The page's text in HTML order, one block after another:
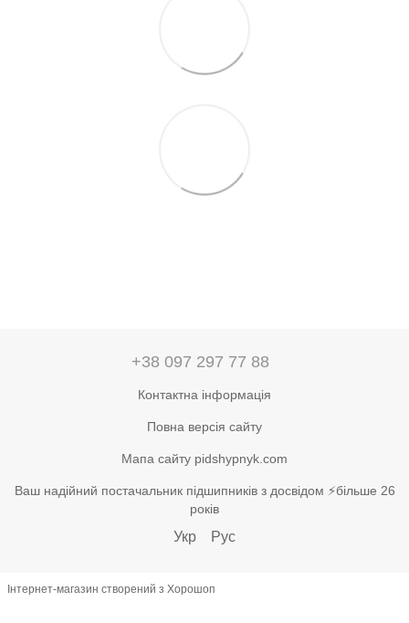
+38 097 297 77 88
Контактна інформація
Повна версія сайту
Мапа сайту pidshypnyk.com
Ваш надійний постачальник підшипників з досвідом ⚡більше 26
років
Укр Рус
Інтернет-магазин створений з Хорошоп